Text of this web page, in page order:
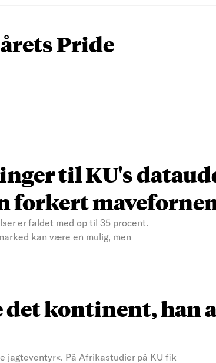
Pride
til KU's
forkert
er faldet med op til 35 procent.
kan være en mulig, men
kontinent, han
jagteventyr«. På Afrikastudier på KU fik